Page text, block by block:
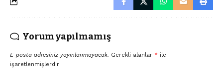
Yorum yapılmamış
E-posta adresiniz yayınlanmayacak. Gerekli alanlar * ile
işaretlenmişlerdir